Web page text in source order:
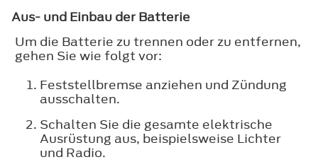
Aus- und Einbau der Batterie
Um die Batterie zu trennen oder zu entfernen,
gehen Sie wie folgt vor:
Feststellbremse anziehen und Zündung
ausschalten.
Schalten Sie die gesamte elektrische
Ausrüstung aus, beispielsweise Lichter
und Radio.